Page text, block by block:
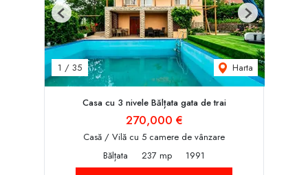
1 / 35 Harta
Previous Next
Casa cu 3 nivele Bălțata gata de trai
270,000 €
Casă / Vilă cu 5 camere de vânzare
Bălțata
237 mp
1991